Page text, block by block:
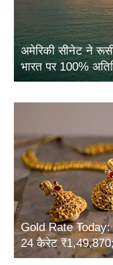
अमेरिकी सीनेट ने
भारत पर 100%
Gold Rate Today:
24 कैरेट